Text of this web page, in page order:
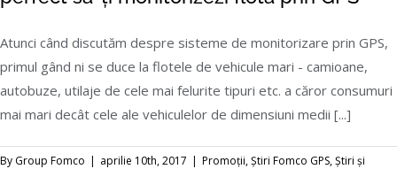
Promoția 1+1 continuă – e momentul perfect
să-ți monitorizezi flota prin GPS
Atunci când discutăm despre sisteme de monitorizare prin GPS,
primul gând ni se duce la flotele de vehicule mari - camioane,
autobuze, utilaje de cele mai felurite tipuri etc. a căror consumuri
mai mari decât cele ale vehiculelor de dimensiuni medii [...]
By Group Fomco | aprilie 10th, 2017 | Promoții,Știri Fomco GPS,Știri și